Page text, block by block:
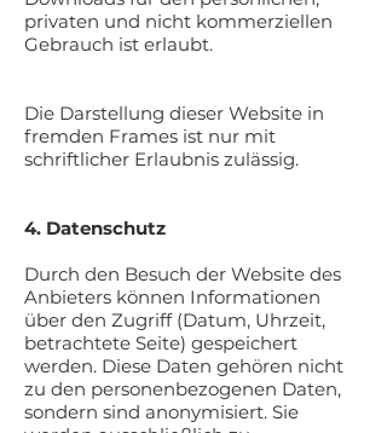
privaten und nicht kommerziellen
Gebrauch ist erlaubt.
Die Darstellung dieser Website in
fremden Frames ist nur mit
schriftlicher Erlaubnis zulässig.
4. Datenschutz
Durch den Besuch der Website des
Anbieters können Informationen
über den Zugriff (Datum, Uhrzeit,
betrachtete Seite) gespeichert
werden. Diese Daten gehören nicht
zu den personenbezogenen Daten,
sondern sind anonymisiert. Sie